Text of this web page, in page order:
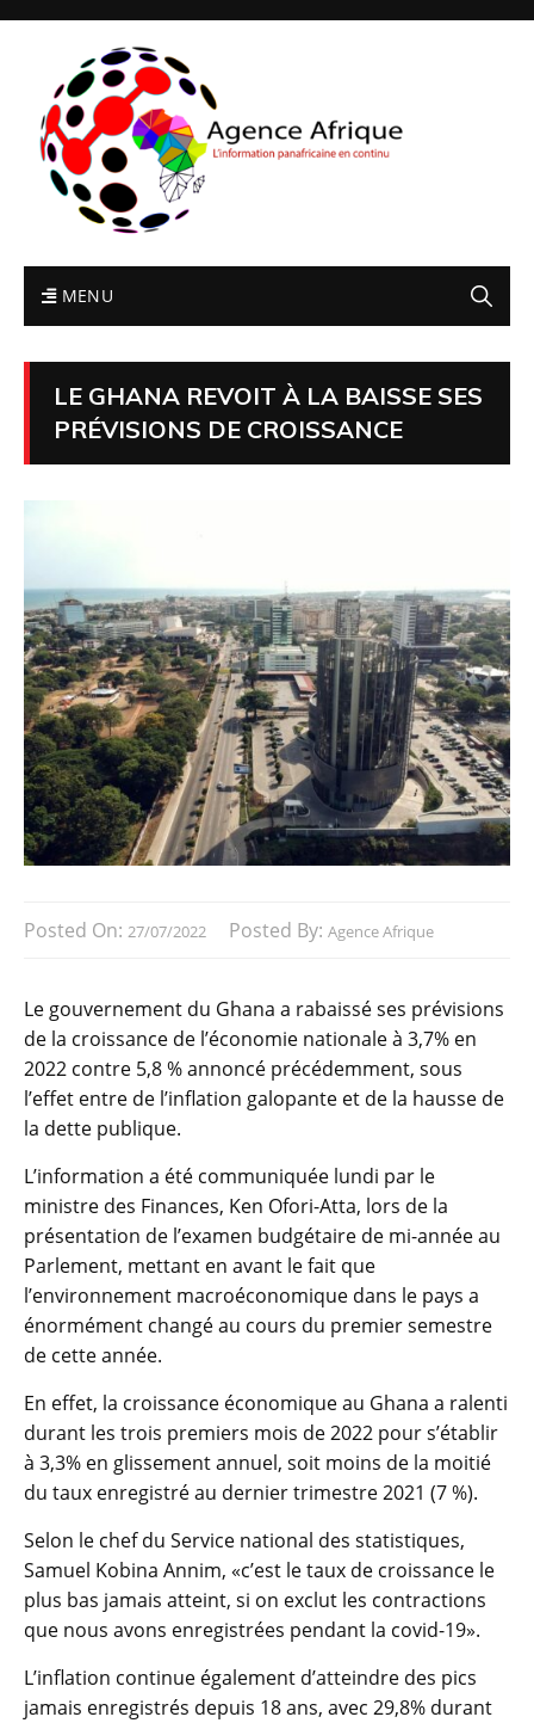
MENU
LE GHANA REVOIT À LA BAISSE SES
PRÉVISIONS DE CROISSANCE
Posted On: 27/07/2022 Posted By: Agence Afrique
Le gouvernement du Ghana a rabaissé ses prévisions
de la croissance de l’économie nationale à 3,7% en
2022 contre 5,8 % annoncé précédemment, sous
l’effet entre de l’inflation galopante et de la hausse de
la dette publique.
L’information a été communiquée lundi par le
ministre des Finances, Ken Ofori-Atta, lors de la
présentation de l’examen budgétaire de mi-année au
Parlement, mettant en avant le fait que
l’environnement macroéconomique dans le pays a
énormément changé au cours du premier semestre
de cette année.
En effet, la croissance économique au Ghana a ralenti
durant les trois premiers mois de 2022 pour s’établir
à 3,3% en glissement annuel, soit moins de la moitié
du taux enregistré au dernier trimestre 2021 (7 %).
Selon le chef du Service national des statistiques,
Samuel Kobina Annim, «c’est le taux de croissance le
plus bas jamais atteint, si on exclut les contractions
que nous avons enregistrées pendant la covid-19».
L’inflation continue également d’atteindre des pics
jamais enregistrés depuis 18 ans, avec 29,8% durant